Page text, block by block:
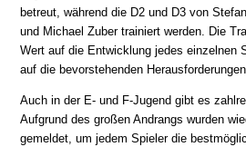
betreut, während die D2 und D3 von
und Michael Zuber trainiert werden. Die
Wert auf die Entwicklung jedes einzelnen
auf die bevorstehenden
Auch in der E- und F-Jugend gibt es
Aufgrund des großen Andrangs wurden
gemeldet, um jedem Spieler die